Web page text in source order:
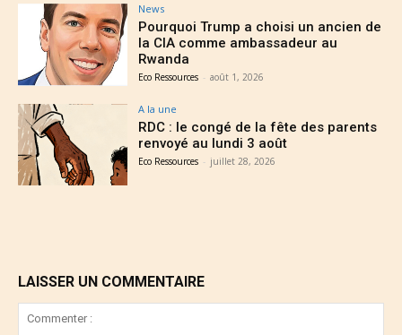
News
Pourquoi Trump a choisi un ancien de
la CIA comme ambassadeur au
Rwanda
Eco Ressources - août 1, 2026
A la une
RDC : le congé de la fête des parents
renvoyé au lundi 3 août
Eco Ressources - juillet 28, 2026
LAISSER UN COMMENTAIRE